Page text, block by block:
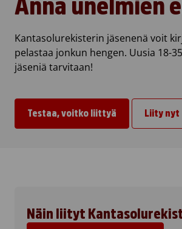
Anna unelmien
Kantasolurekisterin jäsenenä voit
pelastaa jonkun hengen. Uusia 18-
jäseniä tarvitaan!
Testaa, voitko liittyä Liity nyt
Näin liityt